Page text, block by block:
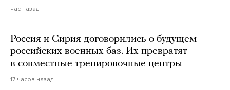
час назад
Россия и Сирия договорились о будущем
российских военных баз. Их превратят
в совместные тренировочные центры
17 часов назад